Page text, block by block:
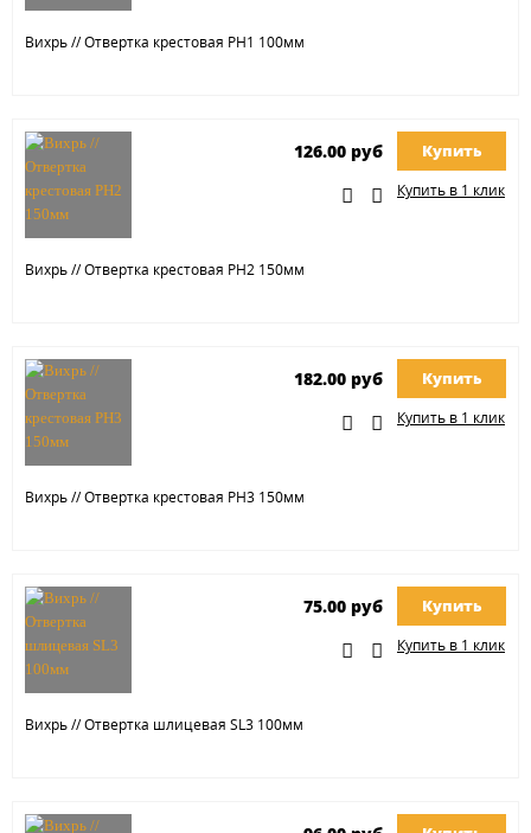
Вихрь // Отвертка крестовая РН1 100мм
Вихрь // Отвертка крестовая РН2 150мм
126.00 руб Купить
Купить в 1 клик
Вихрь // Отвертка крестовая РН3 150мм
182.00 руб Купить
Купить в 1 клик
Вихрь // Отвертка шлицевая SL3 100мм
75.00 руб Купить
Купить в 1 клик